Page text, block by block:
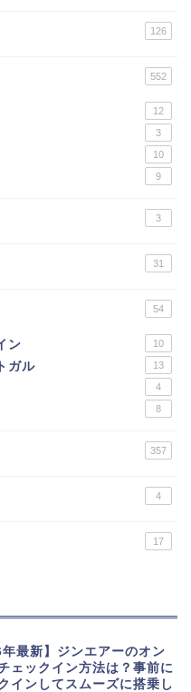
126
552
12
3
10
9
3
31
54
ン 10
ガル 13
4
8
357
4
17
年最新】ジンエアーのオン
ェックイン方法は？事前に
インしてスムーズに搭乗し